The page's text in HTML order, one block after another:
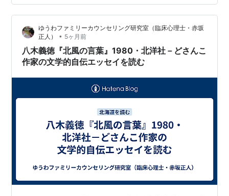
リーズ」において、男性の原罪性、というと言いすぎに
なってしまうかもし…
ゆうわファミリーカウンセリング研究室（臨床心理士・赤坂
正人）
• 5ヶ月前
八木義徳『北風の言葉』1980・北洋社－どさんこ
作家の文学的自伝エッセイを読む